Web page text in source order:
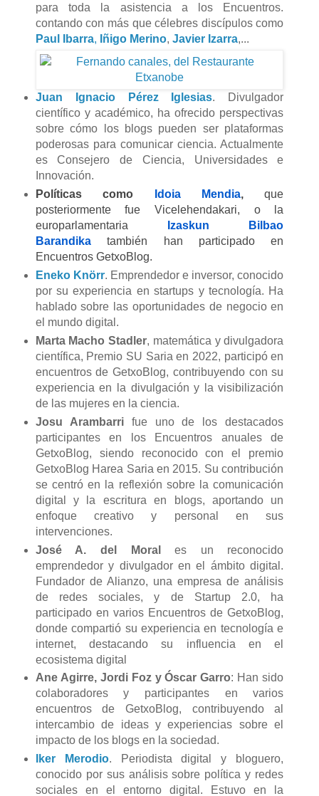
para toda la asistencia a los Encuentros.
contando con más que célebres discípulos como
Paul Ibarra, Iñigo Merino, Javier Izarra,...
Juan Ignacio Pérez Iglesias. Divulgador
científico y académico, ha ofrecido perspectivas
sobre cómo los blogs pueden ser plataformas
poderosas para comunicar ciencia. Actualmente
es Consejero de Ciencia, Universidades e
Innovación.
Políticas como
Idoia Mendia,que
posteriormente fue Vicelehendakari, o la
europarlamentaria
Izaskun Bilbao
Barandika
también han participado en
Encuentros GetxoBlog.
Eneko Knörr. Emprendedor e inversor, conocido
por su experiencia en startups y tecnología. Ha
hablado sobre las oportunidades de negocio en
el mundo digital.
Marta Macho Stadler, matemática y divulgadora
científica, Premio SU Saria en 2022, participó en
encuentros de GetxoBlog, contribuyendo con su
experiencia en la divulgación y la visibilización
de las mujeres en la ciencia.
Josu Arambarrifue uno de los destacados
participantes en los Encuentros anuales de
GetxoBlog, siendo reconocido con el premio
GetxoBlog Harea Saria en 2015. Su contribución
se centró en la reflexión sobre la comunicación
digital y la escritura en blogs, aportando un
enfoque creativo y personal en sus
intervenciones.
José A. del Moral
es un reconocido
emprendedor y divulgador en el ámbito digital.
Fundador de Alianzo, una empresa de análisis
de redes sociales, y de Startup 2.0, ha
participado en varios Encuentros de GetxoBlog,
donde compartió su experiencia en tecnología e
internet, destacando su influencia en el
ecosistema digital
Ane Agirre, Jordi Foz y Óscar Garro: Han sido
colaboradores y participantes en varios
encuentros de GetxoBlog, contribuyendo al
intercambio de ideas y experiencias sobre el
impacto de los blogs en la sociedad.
Iker Merodio. Periodista digital y bloguero,
conocido por sus análisis sobre política y redes
sociales en el entorno digital. Estuvo en la